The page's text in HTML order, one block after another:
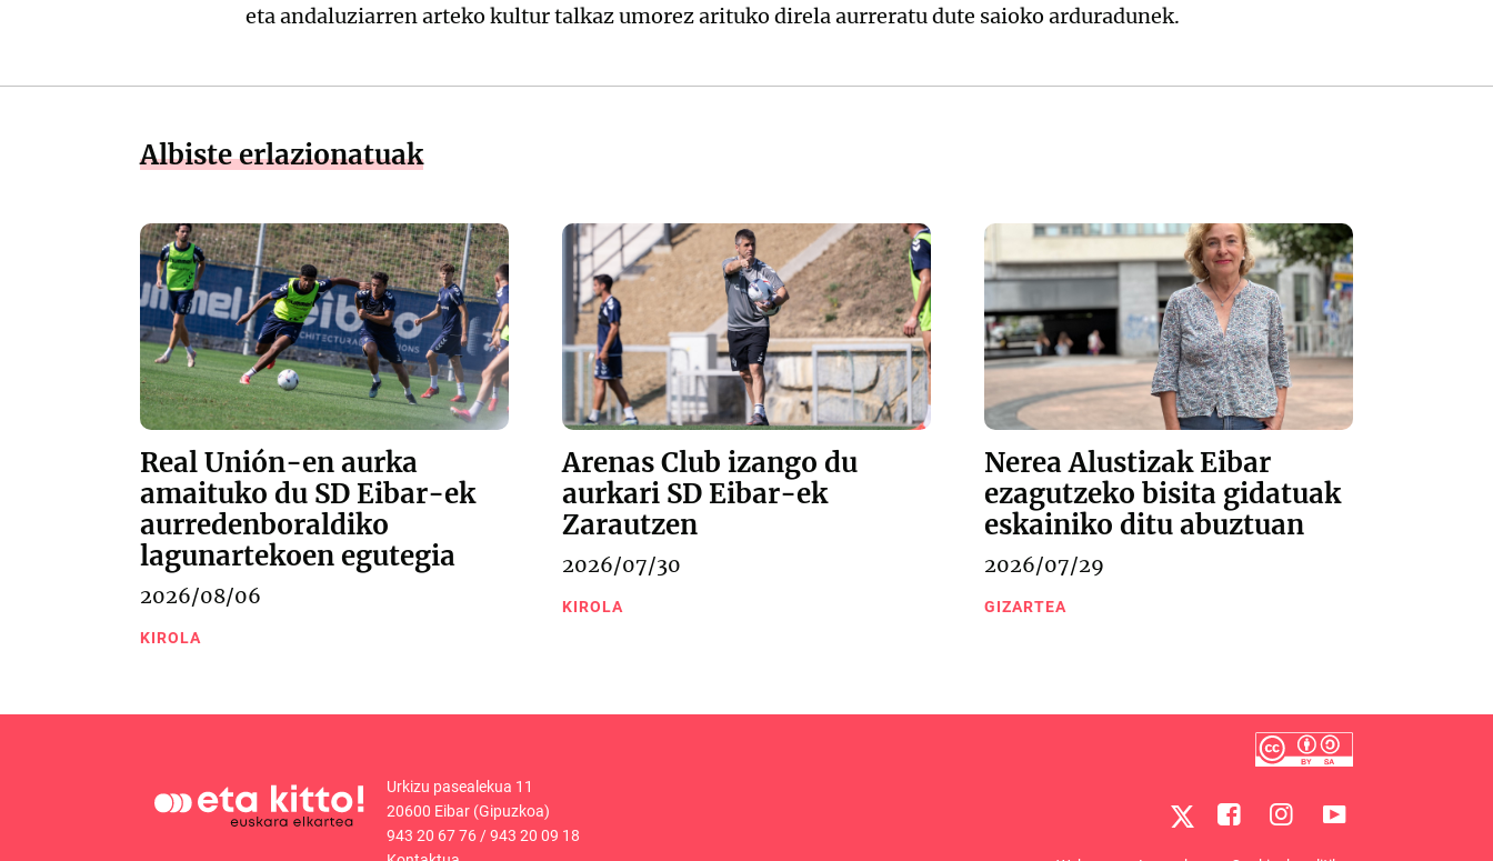
eta andaluziarren arteko kultur talkaz umorez arituko direla aurreratu dute saioko arduradunek.
Albiste erlazionatuak
Real Unión-en aurka
amaituko du SD Eibar-ek
aurredenboraldiko
lagunartekoen egutegia
2026/08/06
KIROLA
Arenas Club izango du
aurkari SD Eibar-ek
Zarautzen
2026/07/30
KIROLA
Nerea Alustizak Eibar
ezagutzeko bisita gidatuak
eskainiko ditu abuztuan
2026/07/29
GIZARTEA
Urkizu pasealekua 11
20600 Eibar (Gipuzkoa)
943 20 67 76/943 20 09 18